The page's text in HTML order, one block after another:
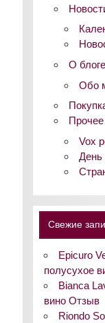
О блоге
Обо
Прочее
Vox
День
Свежие
Epicuro
полусухое
Bianca
вино Отзыв
Riondo